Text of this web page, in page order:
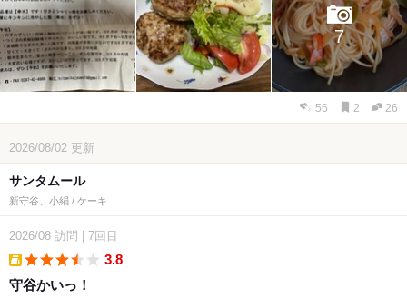
7
56 2 26
2026/08/02 更新
サンタムール
新守谷、小絹 / ケーキ
2026/08 訪問 | 7回目
3.8
守谷かいっ！